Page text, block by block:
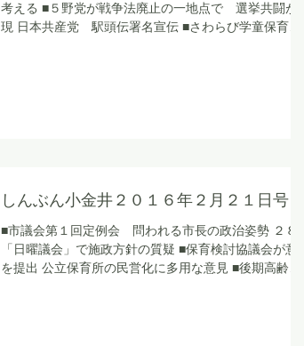
考える ■５野党が戦争法廃止の一地点で 選挙共闘が実
現 日本共産党 駅頭伝署名宣伝 ■さわらび学童保育
しんぶん小金井２０１６年２月２１日号
■市議会第１回定例会 問われる市長の政治姿勢 ２８日
「日曜議会」で施政方針の質疑 ■保育検討協議会が意見
を提出 公立保育所の民営化に多用な意見 ■後期高齢者